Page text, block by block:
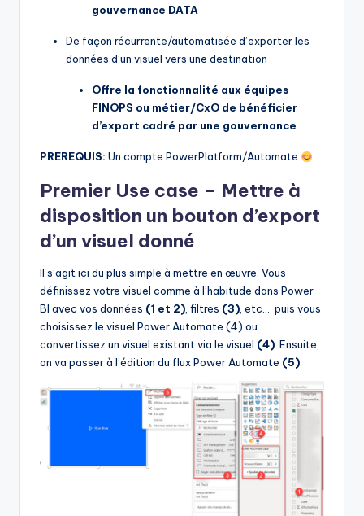
gouvernance DATA
De façon récurrente/automatisée d’exporter les
données d’un visuel vers une destination
Offre la fonctionnalité aux équipes
FINOPS ou métier/CxO de bénéficier
d’export cadré par une gouvernance
PREREQUIS: Un compte PowerPlatform/Automate
Premier Use case – Mettre à
disposition un bouton d’export
d’un visuel donné
Il s’agit ici du plus simple à mettre en œuvre. Vous
définissez votre visuel comme à l’habitude dans Power
BI avec vos données (1 et 2), filtres (3), etc… puis vous
choisissez le visuel Power Automate (4) ou
convertissez un visuel existant via le visuel (4). Ensuite,
on va passer à l’édition du flux Power Automate (5).